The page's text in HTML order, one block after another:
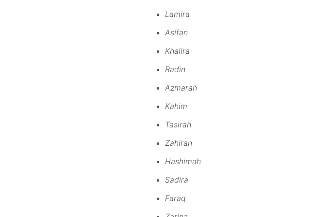
Lamira
Asifan
Khalira
Radin
Azmarah
Kahim
Tasirah
Zahiran
Hashimah
Sadira
Faraq